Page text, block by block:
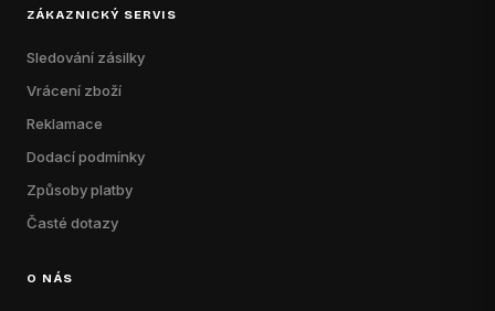
ZÁKAZNICKÝ SERVIS
Sledování zásilky
Vrácení zboží
Reklamace
Dodací podmínky
Způsoby platby
Časté dotazy
O NÁS